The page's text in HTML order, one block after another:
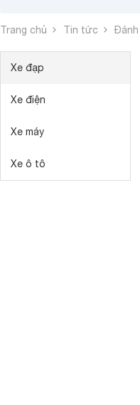
Trang chủ Tin tức Đánh
Xe đạp
Xe điện
Xe máy
Xe ô tô